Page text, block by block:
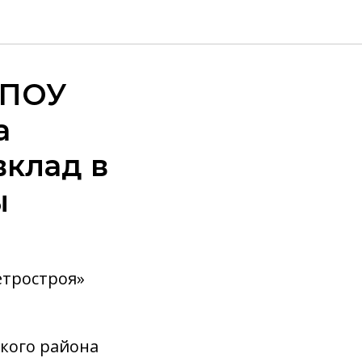
в
района